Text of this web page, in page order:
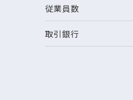
従業員数
取引銀行